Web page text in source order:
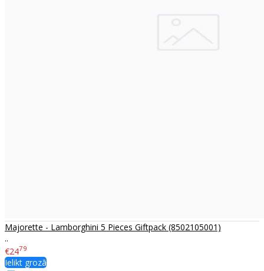
Majorette - Lamborghini 5 Pieces Giftpack (8502105001)
..
€2479
Ielikt grozā